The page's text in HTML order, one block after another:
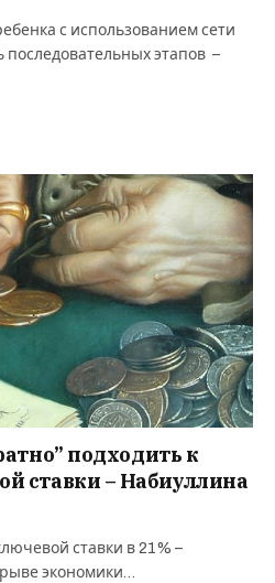
с использованием сети
последовательных этапов –
подходить к
ставки – Набиуллина
ставки в 21% –
экономики…